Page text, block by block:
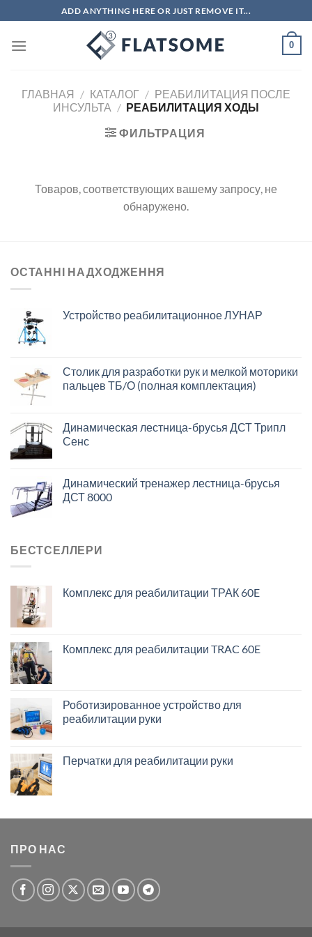
to
content
ADD ANYTHING HERE OR JUST REMOVE IT...
0
ГЛАВНАЯ / КАТАЛОГ / РЕАБИЛИТАЦИЯ ПОСЛЕ
ИНСУЛЬТА / РЕАБИЛИТАЦИЯ ХОДЫ
ФИЛЬТРАЦИЯ
Товаров, соответствующих вашему запросу, не
обнаружено.
ОСТАННІ НАДХОДЖЕННЯ
Устройство реабилитационное ЛУНАР
Столик для разработки рук и мелкой моторики
пальцев ТБ/О (полная комплектация)
Динамическая лестница-брусья ДСТ Трипл
Сенс
Динамический тренажер лестница-брусья
ДСТ 8000
БЕСТСЕЛЛЕРИ
Комплекс для реабилитации ТРАК 60E
Комплекс для реабилитации TRAC 60E
Роботизированное устройство для
реабилитации руки
Перчатки для реабилитации руки
ПРО НАС